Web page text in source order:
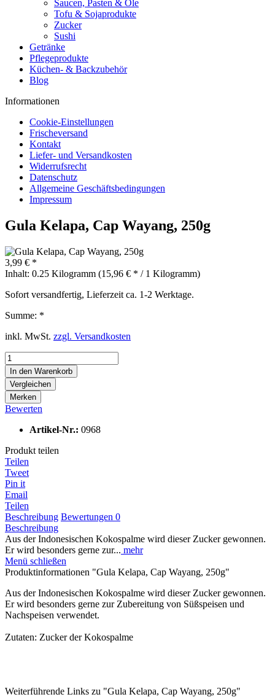
Saucen, Pasten & Öle
Tofu & Sojaprodukte
Zucker
Sushi
Getränke
Pflegeprodukte
Küchen- & Backzubehör
Blog
Informationen
Cookie-Einstellungen
Frischeversand
Kontakt
Liefer- und Versandkosten
Widerrufsrecht
Datenschutz
Allgemeine Geschäftsbedingungen
Impressum
Gula Kelapa, Cap Wayang, 250g
3,99 € *
Inhalt: 0.25 Kilogramm (15,96 € * / 1 Kilogramm)
Sofort versandfertig, Lieferzeit ca. 1-2 Werktage.
Summe: *
inkl. MwSt. zzgl. Versandkosten
In den Warenkorb
Vergleichen
Merken
Bewerten
Artikel-Nr.: 0968
Produkt teilen
Teilen
Tweet
Pin it
Email
Teilen
Beschreibung Bewertungen 0
Beschreibung
Aus der Indonesischen Kokospalme wird dieser Zucker gewonnen.
Er wird besonders gerne zur... mehr
Menü schließen
Produktinformationen "Gula Kelapa, Cap Wayang, 250g"
Aus der Indonesischen Kokospalme wird dieser Zucker gewonnen.
Er wird besonders gerne zur Zubereitung von Süßspeisen und
Nachspeisen verwendet.
Zutaten: Zucker der Kokospalme
Weiterführende Links zu "Gula Kelapa, Cap Wayang, 250g"